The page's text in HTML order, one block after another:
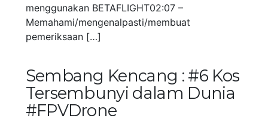
menggunakan BETAFLIGHT02:07 –
Memahami/mengenalpasti/membuat
pemeriksaan […]
Sembang Kencang : #6 Kos
Tersembunyi dalam Dunia
#FPVDrone